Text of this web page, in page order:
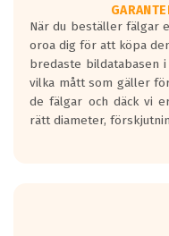
rullmotståndets ljud
motorljudet.
På däckmärkningen
en symbol av ett däck
bullernivå markeras
medans de vita
ett tyst däck.
regelverket som
Ett däck med två svarta
När du beställer fälgar
oroa dig för att köpa
bredaste bildatabasen
vilka mått som gäller
de fälgar och däck vi
rätt diameter,